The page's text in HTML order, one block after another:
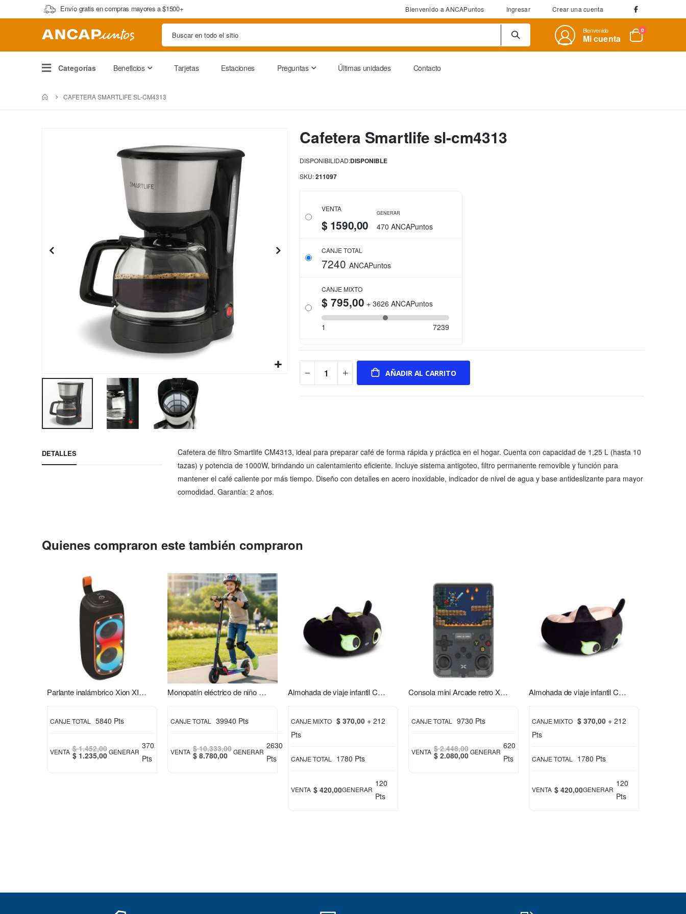
Envío gratis en compras mayores a $1500+ Bienvenido a ANCAPuntos Ingresar Crear una cuenta
Bienvenido
Mi cuenta Cart
0artículos
Categorías Beneficios Tarjetas Estaciones Preguntas Últimas unidades Contacto
CAFETERA SMARTLIFE SL-CM4313
al
comienzo
Cafetera Smartlife sl-cm4313
DISPONIBILIDAD:DISPONIBLE
SKU 211097
VENTA
$ 1590,00
GENERAR
470 ANCAPuntos
CANJE TOTAL
7240 ANCAPuntos
CANJE MIXTO
$ 795,00 + 3626 ANCAPuntos
1 7239
AÑADIR AL CARRITO
DETALLES
Cafetera de filtro Smartlife CM4313, ideal para preparar café de forma rápida y práctica en el hogar. Cuenta con capacidad de 1,25 L (hasta 10
tazas) y potencia de 1000W, brindando un calentamiento eficiente. Incluye sistema antigoteo, filtro permanente removible y función para
mantener el café caliente por más tiempo. Diseño con detalles en acero inoxidable, indicador de nivel de agua y base antideslizante para mayor
comodidad. Garantía: 2 años.
Quienes compraron este también compraron
Parlante inalámbrico Xion XI-XT31
CANJE TOTAL 5840 Pts
VENTA $ 1.452,00
Special
Price
$ 1.235,00GENERAR
370
Pts
Monopatín eléctrico de niño S2 Xion
CANJE TOTAL 39940 Pts
VENTA $ 10.333,00
Special
Price
$ 8.780,00 GENERAR
2630
Pts
Almohada de viaje infantil Chimuelo verde
CANJE MIXTO $ 370,00 + 212
Pts
CANJE TOTAL 1780 Pts
VENTA $ 420,00GENERAR
120
Pts
Consola mini Arcade retro Xion XI-GAME350
CANJE TOTAL 9730 Pts
VENTA $ 2.448,00
Special
Price
$ 2.080,00GENERAR
620
Pts
Almohada de viaje infantil Chimuelo rosa
CANJE MIXTO $ 370,00 + 212
Pts
CANJE TOTAL 1780 Pts
VENTA $ 420,00GENERAR
120
Pts